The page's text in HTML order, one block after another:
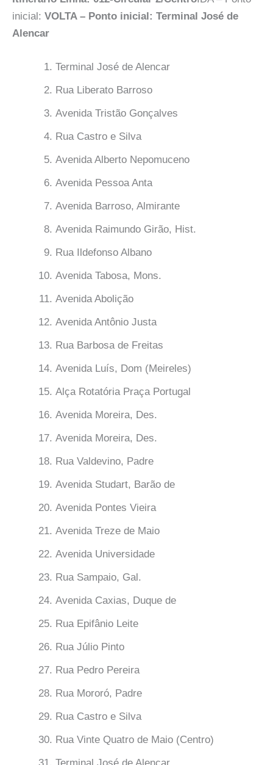
inicial: VOLTA – Ponto inicial: Terminal José de
Alencar
Terminal José de Alencar
Rua Liberato Barroso
Avenida Tristão Gonçalves
Rua Castro e Silva
Avenida Alberto Nepomuceno
Avenida Pessoa Anta
Avenida Barroso, Almirante
Avenida Raimundo Girão, Hist.
Rua Ildefonso Albano
Avenida Tabosa, Mons.
Avenida Abolição
Avenida Antônio Justa
Rua Barbosa de Freitas
Avenida Luís, Dom (Meireles)
Alça Rotatória Praça Portugal
Avenida Moreira, Des.
Avenida Moreira, Des.
Rua Valdevino, Padre
Avenida Studart, Barão de
Avenida Pontes Vieira
Avenida Treze de Maio
Avenida Universidade
Rua Sampaio, Gal.
Avenida Caxias, Duque de
Rua Epifânio Leite
Rua Júlio Pinto
Rua Pedro Pereira
Rua Mororó, Padre
Rua Castro e Silva
Rua Vinte Quatro de Maio (Centro)